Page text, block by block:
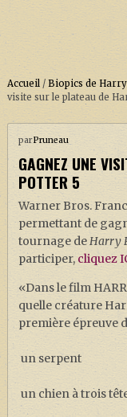
ACCUEIL
À PROPOS
SOUTENEZ-NOUS !
LA SÉRIE HARRY
HARRY POTTER :
BIOPICS DE HARRY
LES ANIMAUX
J. K. ROWLING
ARTISANAT MOLDU
Accueil/ Biopics de
visite sur le plateau de
parPruneau
GAGNEZ UNE
POTTER 5
Warner Bros.
permettant de
tournage deHarry
participer, cliquez
«Dans le film
quelle créature
première épreuve
un serpent
un chien à trois